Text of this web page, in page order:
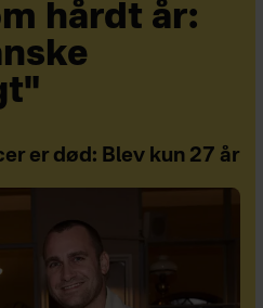
hårdt år:
er død: Blev kun 27 år